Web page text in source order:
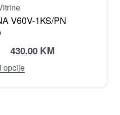
V60V-1KS/PN
430.00 KM
opcije